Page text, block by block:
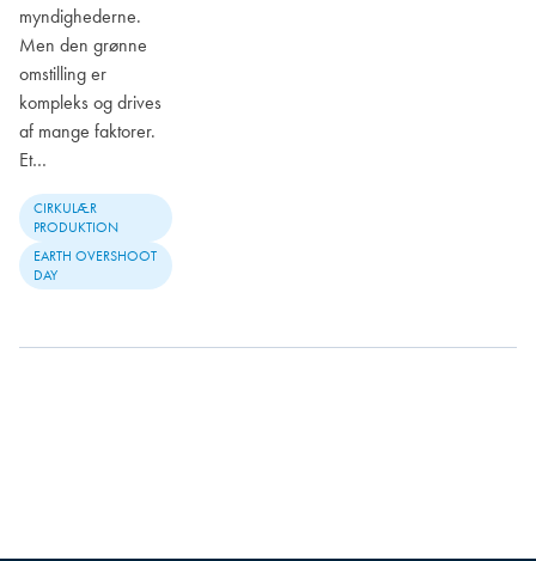
myndighederne.
Men den grønne
omstilling er
kompleks og drives
af mange faktorer.
Et…
CIRKULÆR
PRODUKTION
EARTH OVERSHOOT
DAY